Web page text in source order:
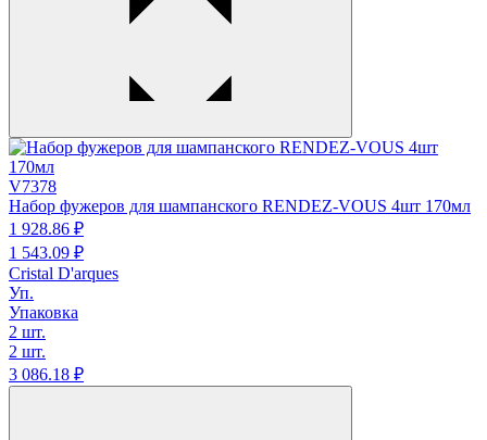
V7378
Набор фужеров для шампанского RENDEZ-VOUS 4шт 170мл
1 928.86 ₽
1 543.09 ₽
Cristal D'arques
Уп.
Упаковка
2 шт.
2 шт.
3 086.18 ₽